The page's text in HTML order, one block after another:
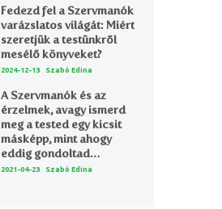
Fedezd fel a Szervmanók
varázslatos világát: Miért
szeretjük a testünkről
mesélő könyveket?
2024-12-13 Szabó Edina
A Szervmanók és az
érzelmek, avagy ismerd
meg a tested egy kicsit
másképp, mint ahogy
eddig gondoltad…
2021-04-23 Szabó Edina